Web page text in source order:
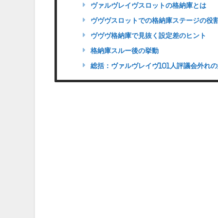
ヴァルヴレイヴスロットの格納庫とは
ヴヴヴスロットでの格納庫ステージの役
ヴヴヴ格納庫で見抜く設定差のヒント
格納庫スルー後の挙動
総括：ヴァルヴレイヴ101人評議会外れ